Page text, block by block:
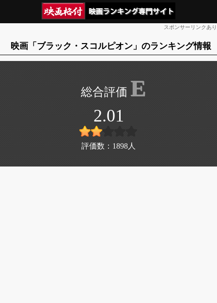
スポンサーリンクあり
映画「ブラック・スコルピオン」のランキング情報
E
2.01
評価数： 1898 人